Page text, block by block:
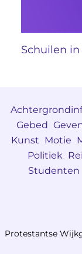
Schuilen
Gebed
Kunst Motie
Politiek
Studenten
Protestantse